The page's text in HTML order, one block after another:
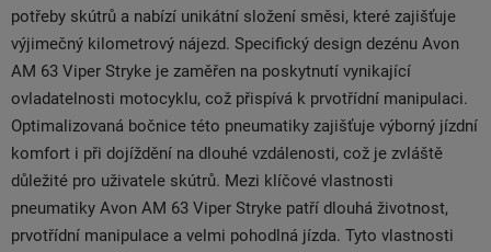
potřeby skútrů a nabízí unikátní složení směsi, které zajišťuje
výjimečný kilometrový nájezd. Specifický design dezénu Avon
AM 63 Viper Stryke je zaměřen na poskytnutí vynikající
ovladatelnosti motocyklu, což přispívá k prvotřídní manipulaci.
Optimalizovaná bočnice této pneumatiky zajišťuje výborný jízdní
komfort i při dojíždění na dlouhé vzdálenosti, což je zvláště
důležité pro uživatele skútrů. Mezi klíčové vlastnosti
pneumatiky Avon AM 63 Viper Stryke patří dlouhá životnost,
prvotřídní manipulace a velmi pohodlná jízda. Tyto vlastnosti